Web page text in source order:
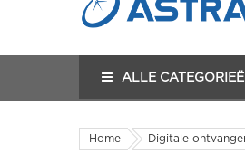
ALLE
Home Digitale